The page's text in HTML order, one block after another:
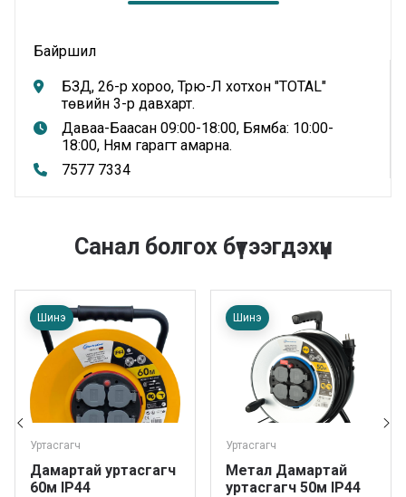
Байршил
БЗД, 26-р хороо, Трю-Л хотхон "TOTAL"
төвийн 3-р давхарт.
Даваа-Баасан 09:00-18:00, Бямба: 10:00-
18:00, Ням гарагт амарна.
7577 7334
Санал болгох бүтээгдэхүүн
Шинэ
Уртасгагч
Дамартай уртасгагч
60м IP44
Шинэ
Уртасгагч
Метал Дамартай
уртасгагч 50м IP44